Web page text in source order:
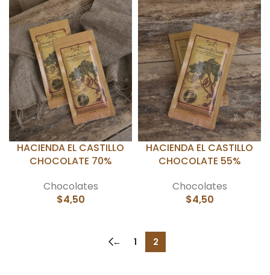
HACIENDA EL CASTILLO
CHOCOLATE 70%
Chocolates
$4,50
HACIENDA EL CASTILLO
CHOCOLATE 55%
Chocolates
$4,50
← 1 2